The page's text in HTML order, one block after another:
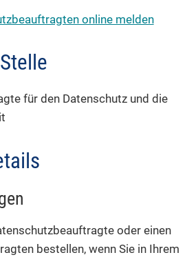
online melden
für den Datenschutz und die
oder einen
bestellen, wenn Sie in Ihrem